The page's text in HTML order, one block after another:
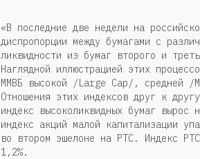
«В последние две недели на
диспропорции между бумагами с
ликвидности из бумаг второго и
Наглядной иллюстрацией этих
ММВБ высокой /Large Cap/, средней /
Отношения этих индексов друг к
индекс высоколиквидных бумаг
индекс акций малой капитализации
во втором эшелоне на РТС. Индекс
1,2%.